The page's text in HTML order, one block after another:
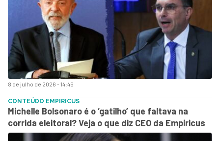
8 de julho de 2026 - 14:46
CONTEÚDO EMPIRICUS
Michelle Bolsonaro é o ‘gatilho’ que faltava na
corrida eleitoral? Veja o que diz CEO da Empiricus